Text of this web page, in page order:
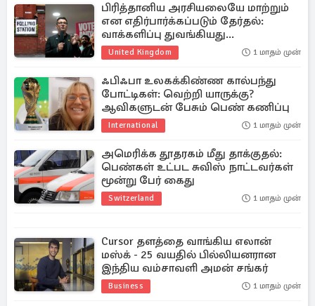
பிரித்தானிய அரசியலையே மாற்றும்
என எதிர்பார்க்கப்படும் தேர்தல்:
வாக்களிப்பு துவங்கியது...
United Kingdom 1 மாதம் முன்
ஃபிஃபா உலகக்கிண்ண கால்பந்து
போட்டிகள்: வெற்றி யாருக்கு?
ஆவிகளுடன் பேசும் பெண் கணிப்பு
International 1 மாதம் முன்
அமெரிக்க தூதரகம் மீது தாக்குதல்:
பெண்கள் உட்பட சுவிஸ் நாட்டவர்கள்
மூன்று பேர் கைது
Switzerland 1 மாதம் முன்
Cursor தளத்தை வாங்கிய எலான்
மஸ்க் - 25 வயதில் பில்லியனரான
இந்திய வம்சாவளி அமன் சங்கர்
Business 1 மாதம் முன்